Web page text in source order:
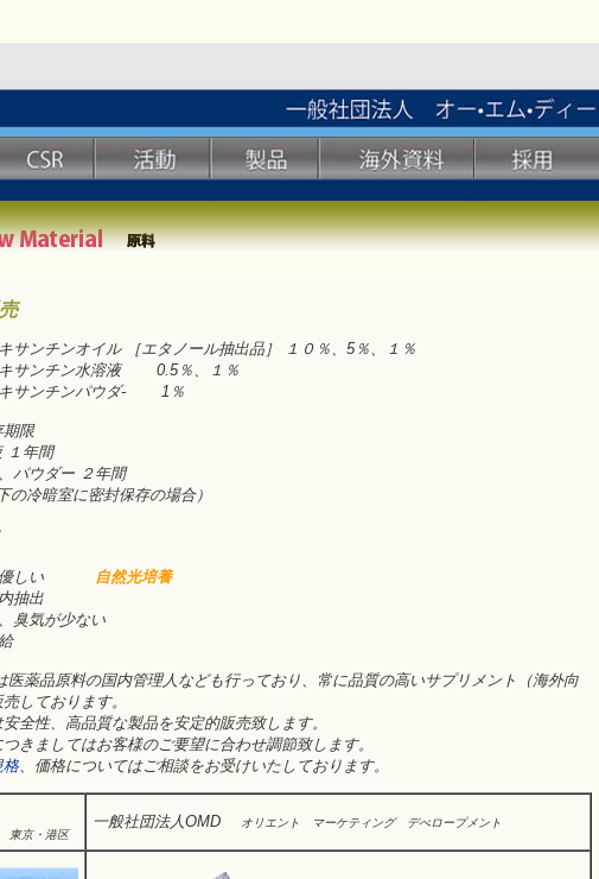
サンチンオイル ［エタノール抽出品］ １０％、5％、１％
キサンチン水溶液 0.5％、１％
キサンチンパウダ- 1％
期限
１年間
パウダー ２年間
の冷暗室に密封保存の場合）
優しい 自然光培養
抽出
臭気が少ない
医薬品原料の国内管理人なども行っており、常に品質の高いサプリメント（海外向
しております。
安全性、高品質な製品を安定的販売致します。
つきましてはお客様のご要望に合わせ調節致します。
格、価格についてはご相談をお受けいたしております。
東京・港区
一般社団法人OMD オリエント マーケティング デべロープメント